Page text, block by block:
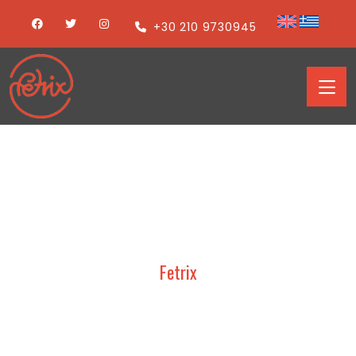
+30 210 9730945
Fetrix